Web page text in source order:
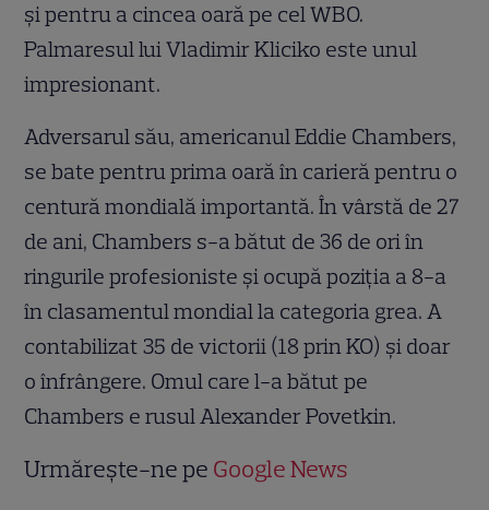
şi pentru a cincea oară pe cel WBO.
Palmaresul lui Vladimir Kliciko este unul
impresionant.
Adversarul său, americanul Eddie Chambers,
se bate pentru prima oară în carieră pentru o
centură mondială importantă. În vârstă de 27
de ani, Chambers s-a bătut de 36 de ori în
ringurile profesioniste şi ocupă poziţia a 8-a
în clasamentul mondial la categoria grea. A
contabilizat 35 de victorii (18 prin KO) şi doar
o înfrângere. Omul care l-a bătut pe
Chambers e rusul Alexander Povetkin.
Urmărește-ne pe Google News